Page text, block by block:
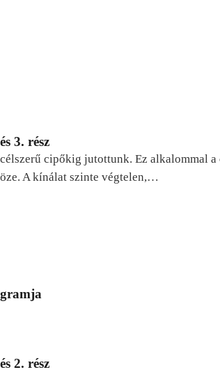
3. rész
cipőkig jutottunk. Ez alkalommal a
A kínálat szinte végtelen,…
2. rész